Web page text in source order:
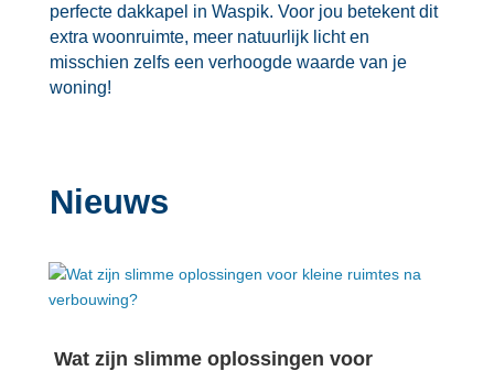
perfecte dakkapel in Waspik.​ Voor jou betekent dit
extra woonruimte, meer natuurlijk licht en
misschien zelfs een verhoogde waarde van je
woning!
Nieuws
Wat zijn slimme oplossingen voor